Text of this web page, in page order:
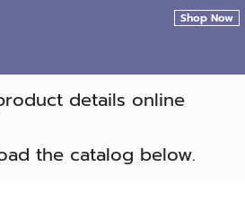
Shop Now
details online
the catalog below.